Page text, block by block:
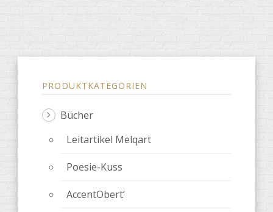
PRODUKTKATEGORIEN
Bücher
Leitartikel Melqart
Poesie-Kuss
AccentObert‘